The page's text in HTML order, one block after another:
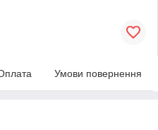
Умови повернення